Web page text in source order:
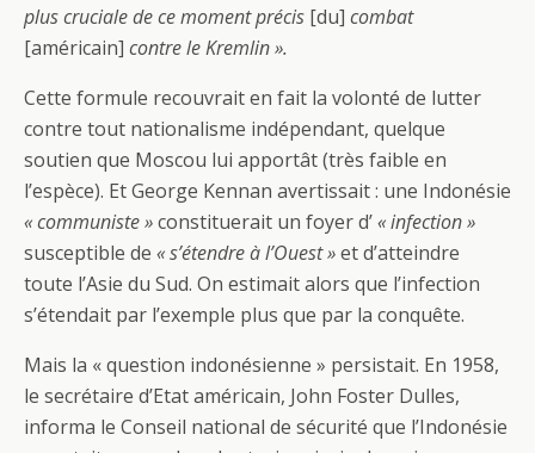
plus cruciale de ce moment précis [du] combat
[américain] contre le Kremlin ».
Cette formule recouvrait en fait la volonté de lutter
contre tout nationalisme indépendant, quelque
soutien que Moscou lui apportât (très faible en
l’espèce). Et George Kennan avertissait : une Indonésie
« communiste »constituerait un foyer d’« infection »
susceptible de « s’étendre à l’Ouest »et d’atteindre
toute l’Asie du Sud. On estimait alors que l’infection
s’étendait par l’exemple plus que par la conquête.
Mais la « question indonésienne » persistait. En 1958,
le secrétaire d’Etat américain, John Foster Dulles,
informa le Conseil national de sécurité que l’Indonésie